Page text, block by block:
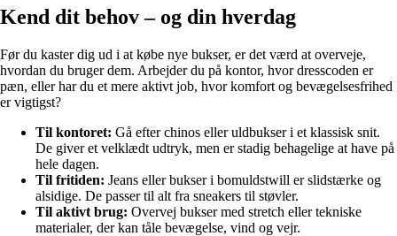
Kend dit behov – og din hverdag
Før du kaster dig ud i at købe nye bukser, er det værd at overveje,
hvordan du bruger dem. Arbejder du på kontor, hvor dresscoden er
pæn, eller har du et mere aktivt job, hvor komfort og bevægelsesfrihed
er vigtigst?
Til kontoret: Gå efter chinos eller uldbukser i et klassisk snit.
De giver et velklædt udtryk, men er stadig behagelige at have på
hele dagen.
Til fritiden: Jeans eller bukser i bomuldstwill er slidstærke og
alsidige. De passer til alt fra sneakers til støvler.
Til aktivt brug: Overvej bukser med stretch eller tekniske
materialer, der kan tåle bevægelse, vind og vejr.